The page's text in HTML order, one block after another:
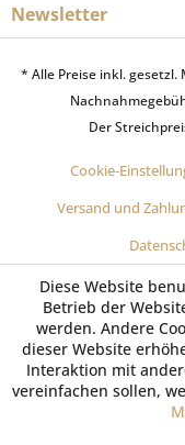
Newsletter
* Alle Preise inkl.
Der
Cookie-
Versand und
Diese Website
Betrieb der
werden. Andere
dieser Website
Interaktion mit
vereinfachen sollen,